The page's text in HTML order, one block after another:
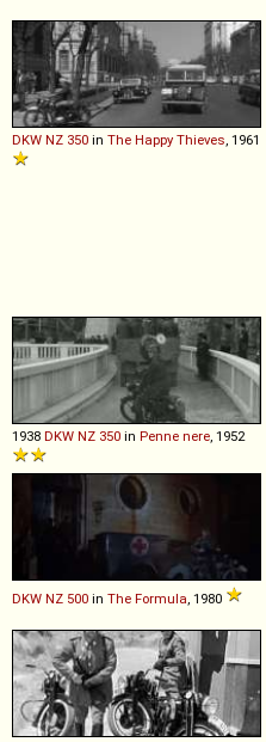
DKW NZ 350 in The Happy Thieves, 1961
1938 DKW NZ 350 in Penne nere, 1952
DKW NZ 500 in The Formula, 1980